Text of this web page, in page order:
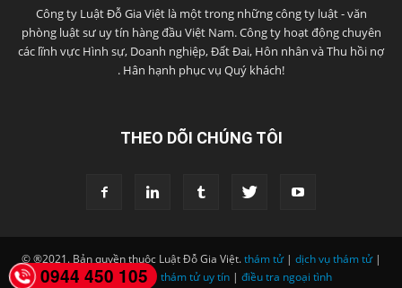
Công ty Luật Đỗ Gia Việt là một trong những công ty luật - văn
phòng luật sư uy tín hàng đầu Việt Nam. Công ty hoạt động chuyên
các lĩnh vực Hình sự, Doanh nghiệp, Đất Đai, Hôn nhân và Thu hồi nợ
. Hân hạnh phục vụ Quý khách!
THEO DÕI CHÚNG TÔI
© ®2021. Bản quyền thuộc Luật Đỗ Gia Việt.thám tử| dịch vụ thám tử|
công ty thám tử | thám tử uy tín| điều tra ngoại tình
0944 450 105